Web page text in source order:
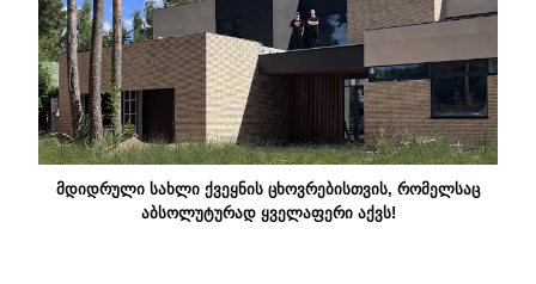
ᲛᲓᲘᲓᲠᲣᲚᲘ ᲡᲐᲮᲚᲘ ᲥᲕᲔᲧᲜᲘᲡ ᲪᲮᲝᲕᲠᲔᲑᲘᲡᲗᲕᲘᲡ, ᲠᲝᲛᲔᲚᲡᲐᲪ
ᲐᲑᲡᲝᲚᲣᲢᲣᲠᲐᲓ ᲧᲕᲔᲚᲐᲤᲔᲠᲘ ᲐᲥᲕᲡ!